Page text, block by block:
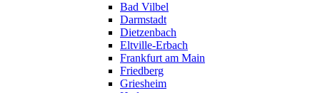
Bad Vilbel
Darmstadt
Dietzenbach
Eltville-Erbach
Frankfurt am Main
Friedberg
Griesheim